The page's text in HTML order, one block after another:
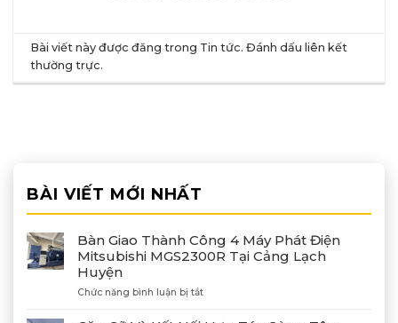
Bài viết này được đăng trong Tin tức. Đánh dấu liên kết
thường trực.
BÀI VIẾT MỚI NHẤT
Bàn Giao Thành Công 4 Máy Phát Điện
Mitsubishi MGS2300R Tại Cảng Lạch
Huyện
Chức năng bình luận bị tắtở
Giao